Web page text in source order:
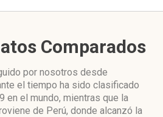
Comparados
por nosotros desde
el tiempo ha sido clasificado
en el mundo, mientras que la
de Perú, donde alcanzó la